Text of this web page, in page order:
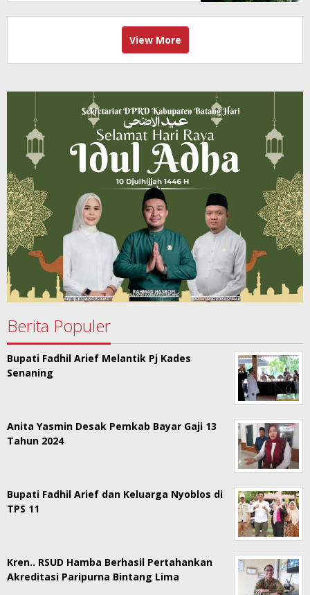
View More
Berita Populer
Bupati Fadhil Arief Melantik Pj Kades
Senaning
Anita Yasmin Desak Pemkab Bayar Gaji 13
Tahun 2024
Bupati Fadhil Arief dan Keluarga Nyoblos di
TPS 11
Kren.. RSUD Hamba Berhasil Pertahankan
Akreditasi Paripurna Bintang Lima